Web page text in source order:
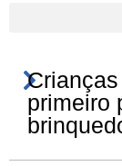
primeiro